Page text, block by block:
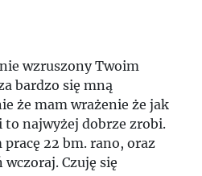
wzruszony Twoim
bardzo się mną
że mam wrażenie że jak
najwyżej dobrze zrobi.
pracę 22 bm. rano, oraz
wczoraj. Czuję się